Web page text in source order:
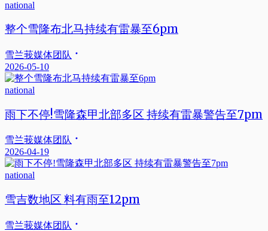
national
整个雪隆布北马持续有雷暴至6pm
雪兰莪媒体团队
2026-05-10
national
雨下不停!雪隆森甲北部多区 持续有雷暴警告至7pm
雪兰莪媒体团队
2026-04-19
national
雪吉数地区 料有雨至12pm
雪兰莪媒体团队